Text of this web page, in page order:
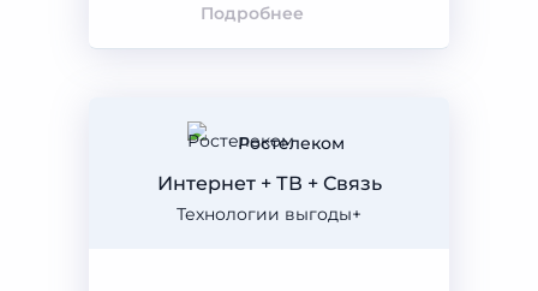
Подробнее
Ростелеком
Технологии выгоды+
Интернет + ТВ + Связь